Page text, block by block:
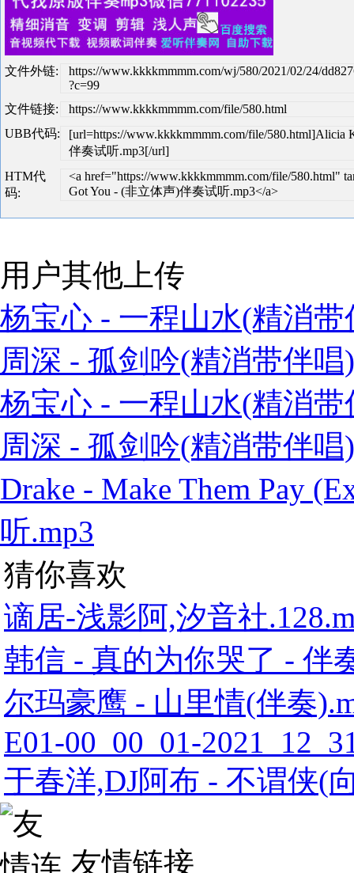
文件外链:
https://www.kkkkmmmm.com/wj/580/2021/02/24/
?c=99
文件链接:
https://www.kkkkmmmm.com/file/580.html
UBB代码:
[url=https://www.kkkkmmmm.com/file/580.html]Alicia
伴奏试听.mp3[/url]
HTM代
码:
<a href="https://www.kkkkmmmm.com/file/580.html"
Got You - (非立体声)伴奏试听.mp3</a>
用户其他上传
杨宝心 - 一程山水(精消
周深 - 孤剑吟(精消带伴唱
杨宝心 - 一程山水(精消
周深 - 孤剑吟(精消带伴唱
Drake - Make Them Pay
听.mp3
猜你喜欢
谪居-浅影阿,汐音社
韩信 - 真的为你哭了 - 伴
尔玛豪鹰 - 山里情(伴奏
E01-00_00_01-
于春洋,DJ阿布 - 不谓侠(
友情链接